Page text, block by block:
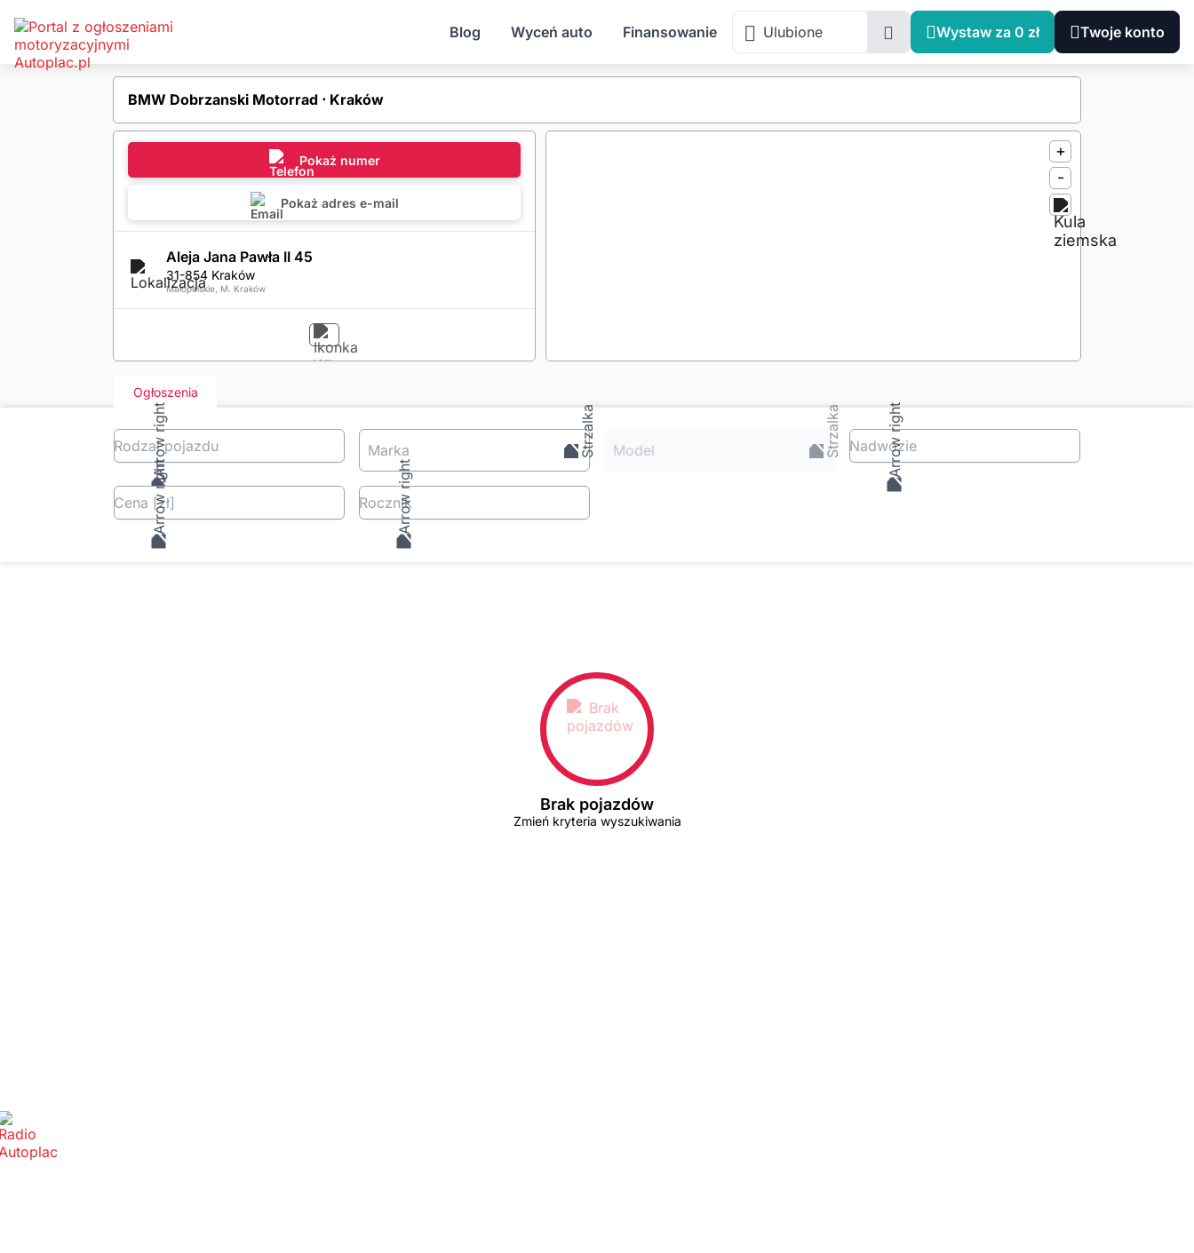
Blog Wyceń auto Finansowanie Ulubione Wystaw za 0 zł Twoje konto
BMW Dobrzanski Motorrad ⋅ Kraków
Pokaż numer
Pokaż adres e-mail
Aleja Jana Pawła II 45
31-854 Kraków
Małopolskie, M. Kraków
+
-
Ogłoszenia
Rodzaj pojazdu Marka Model Nadwozie
Cena [zł] Rocznik
Brak pojazdów
Zmień kryteria wyszukiwania